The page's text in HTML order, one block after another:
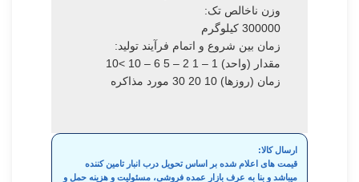
وزن ناخالص تک:
300000 کیلوگرم
زمان بین شروع و اتمام فرآیند تولید:
مقدار (واحد) 1 – 1 2 – 5 6 – 10 >10
زمان (روزها) 10 20 30 مورد مذاکره
ارسال کالا:
قیمت های اعلام شده بر اساس تحویل درب انبار تامین کننده
میباشد و بنا به عرف بازار عمده فروشی، مسئولیت و هزینه حمل و